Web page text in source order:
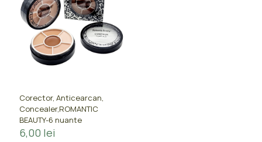
Corector, Anticearcan,
Concealer,ROMANTIC
BEAUTY-6 nuante
6,00 lei